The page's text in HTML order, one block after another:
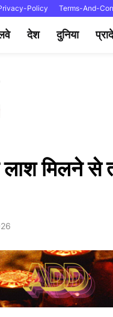
Policy Terms-And-
देश दुनिया
मिलने से